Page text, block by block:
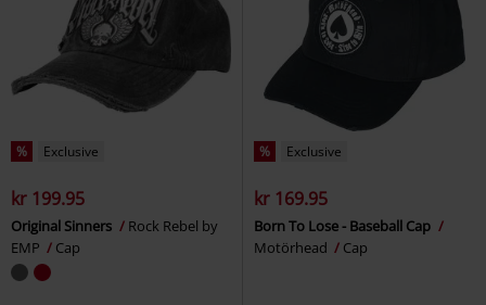
% Exclusive
kr 199.95
Original Sinners
Rock Rebel by
EMP
Cap
% Exclusive
kr 169.95
Born To Lose - Baseball Cap
Motörhead
Cap